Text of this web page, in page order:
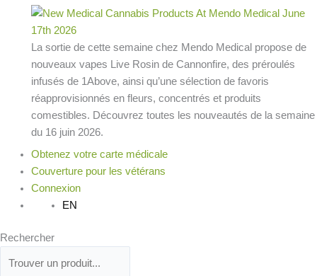
La sortie de cette semaine chez Mendo Medical propose de
nouveaux vapes Live Rosin de Cannonfire, des préroulés
infusés de 1Above, ainsi qu’une sélection de favoris
réapprovisionnés en fleurs, concentrés et produits
comestibles. Découvrez toutes les nouveautés de la semaine
du 16 juin 2026.
Obtenez votre carte médicale
Couverture pour les vétérans
Connexion
EN
Rechercher